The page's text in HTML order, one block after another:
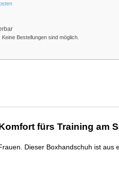
Bestellungen sind möglich.
fürs Training am
Dieser Boxhandschuh ist